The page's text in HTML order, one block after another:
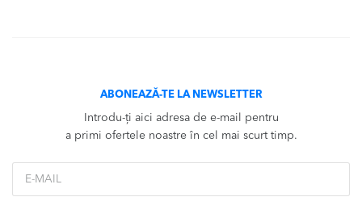
ABONEAZĂ-TE LA NEWSLETTER
Introdu-ți aici adresa de e-mail pentru
a primi ofertele noastre în cel mai scurt timp.